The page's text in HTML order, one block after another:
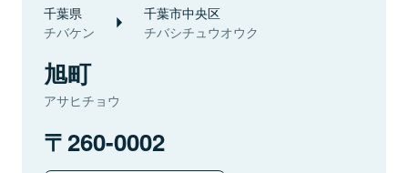
千葉県
チバケン
千葉市中央区
チバシチュウオウク
旭町
アサヒチョウ
260-0002